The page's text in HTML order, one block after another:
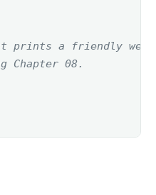
prints a friendly
Chapter 08.